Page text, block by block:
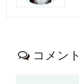
コメント